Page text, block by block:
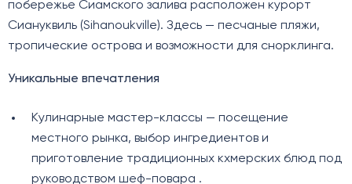
побережье Сиамского залива расположен курорт
Сиануквиль (Sihanoukville). Здесь — песчаные пляжи,
тропические острова и возможности для снорклинга.
Уникальные впечатления
Кулинарные мастер-классы — посещение
местного рынка, выбор ингредиентов и
приготовление традиционных кхмерских блюд под
руководством шеф-повара .